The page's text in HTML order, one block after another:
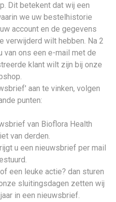
Dit betekent dat wij een
we uw bestelhistorie
account en de gegevens
verwijderd wilt hebben. Na 2
van ons een e-mail met de
klant wilt zijn bij onze
aan te vinken, volgen
punten:
van Bioflora Health
van derden.
u een nieuwsbrief per mail
een leuke actie? dan sturen
sluitingsdagen zetten wij
in een nieuwsbrief.